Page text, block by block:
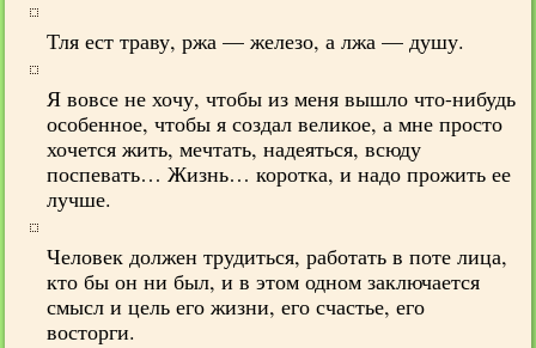
Тля ест траву, ржа — железо, а лжа — душу.
Я вовсе не хочу, чтобы из меня вышло что-нибудь
особенное, чтобы я создал великое, а мне просто
хочется жить, мечтать, надеяться, всюду
поспевать… Жизнь… коротка, и надо прожить ее
лучше.
Человек должен трудиться, работать в поте лица,
кто бы он ни был, и в этом одном заключается
смысл и цель его жизни, его счастье, его
восторги.